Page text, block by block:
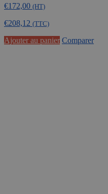
€172,00 (HT)
€208,12 (TTC)
Ajouter au panier Comparer